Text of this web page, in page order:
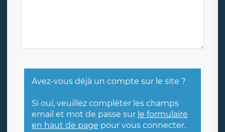
Avez-vous déjà un compte sur le site ?
Si oui, veuillez compléter les champs
email et mot de passe sur le formulaire
en haut de page pour vous connecter.